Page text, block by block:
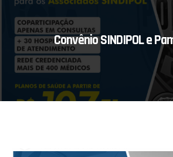
Convênio SINDIPOL e